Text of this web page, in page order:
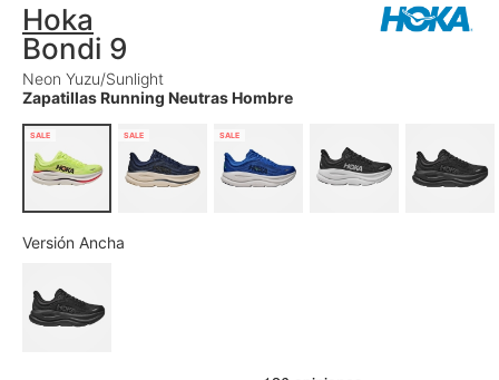
Hoka
Bondi 9
Neon Yuzu/Sunlight
Zapatillas Running Neutras Hombre
SALE SALE SALE
Versión Ancha